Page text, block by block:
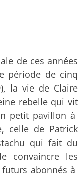
de ces années
période de cinq
la vie de Claire
rebelle qui vit
petit pavillon à
celle de Patrick
qui fait du
convaincre les
abonnés à